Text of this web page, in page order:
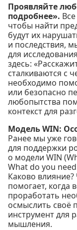
Проявляйте
подробнее».
чтобы найти
будут их
и последствия,
для
здесь:
сталкиваются с
необходимо
или безопасно
любопытства
контекст для
Модель WIN:
Ранее мы уже
для поддержки
о модели WIN
What do you
Каково
помогает, когда
проработать
осмыслить своё
инструмент для
мышления.